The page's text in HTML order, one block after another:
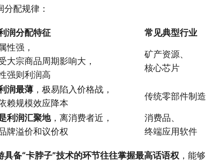
配规律：
润分配特征 常见典型行业
性强，
大宗商品周期影响大，
强则利润高
矿产资源、
核心芯片
润最薄 ，极易陷入价格战，
赖规模效应降本
传统零部件制造
利润汇聚地，离消费者近，
牌溢价和议价权
消费品、
终端应用软件
具备“卡脖子”技术的环节往往掌握最高话语权 ，能够